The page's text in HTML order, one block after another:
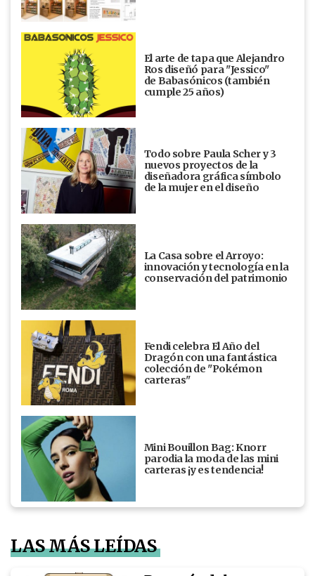
El arte de tapa que Alejandro
Ros diseñó para "Jessico"
de Babasónicos (también
cumple 25 años)
Todo sobre Paula Scher y 3
nuevos proyectos de la
diseñadora gráfica símbolo
de la mujer en el diseño
La Casa sobre el Arroyo:
innovación y tecnología en la
conservación del patrimonio
Fendi celebra El Año del
Dragón con una fantástica
colección de "Pokémon
carteras"
Mini Bouillon Bag: Knorr
parodia la moda de las mini
carteras ¡y es tendencia!
LAS MÁS LEÍDAS